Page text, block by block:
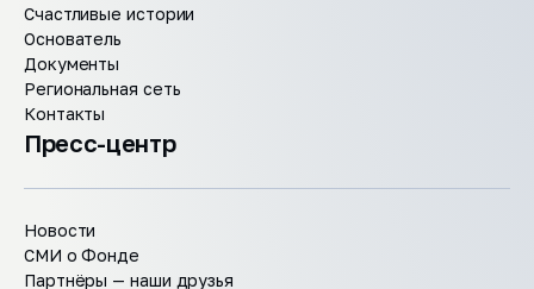
Счастливые истории
Основатель
Документы
Региональная сеть
Контакты
Пресс-центр
Новости
СМИ о Фонде
Партнёры — наши друзья